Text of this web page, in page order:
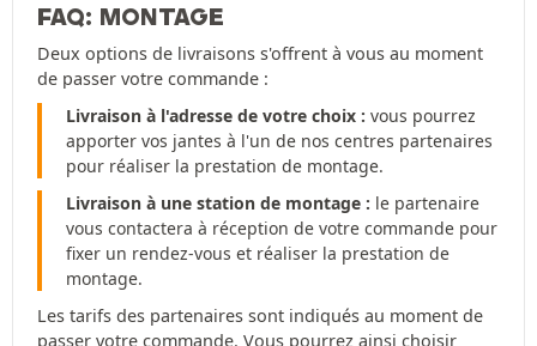
FAQ: MONTAGE
Deux options de livraisons s'offrent à vous au moment
de passer votre commande :
Livraison à l'adresse de votre choix : vous pourrez
apporter vos jantes à l'un de nos centres partenaires
pour réaliser la prestation de montage.
Livraison à une station de montage : le partenaire
vous contactera à réception de votre commande pour
fixer un rendez-vous et réaliser la prestation de
montage.
Les tarifs des partenaires sont indiqués au moment de
passer votre commande. Vous pourrez ainsi choisir